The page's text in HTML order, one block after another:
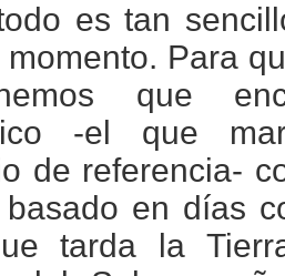
es tan
Para
que
-el que
de referencia-
basado en días
tarda la